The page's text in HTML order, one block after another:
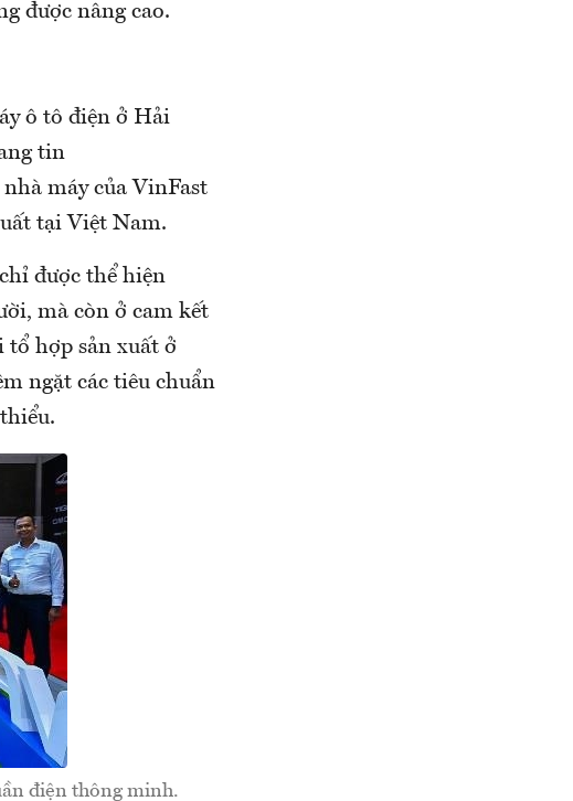
được nâng cao.
ô tô điện ở Hải
tin
máy của VinFast
tại Việt Nam.
được thể hiện
mà còn ở cam kết
tổ hợp sản xuất ở
ngặt các tiêu chuẩn
điện thông minh.